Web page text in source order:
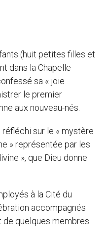
(huit petites filles et
dans la Chapelle
sa « joie
le premier
aux nouveau-nés.
réfléchi sur le « mystère
» représentée par les
», que Dieu donne
à la Cité du
accompagnés
de quelques membres